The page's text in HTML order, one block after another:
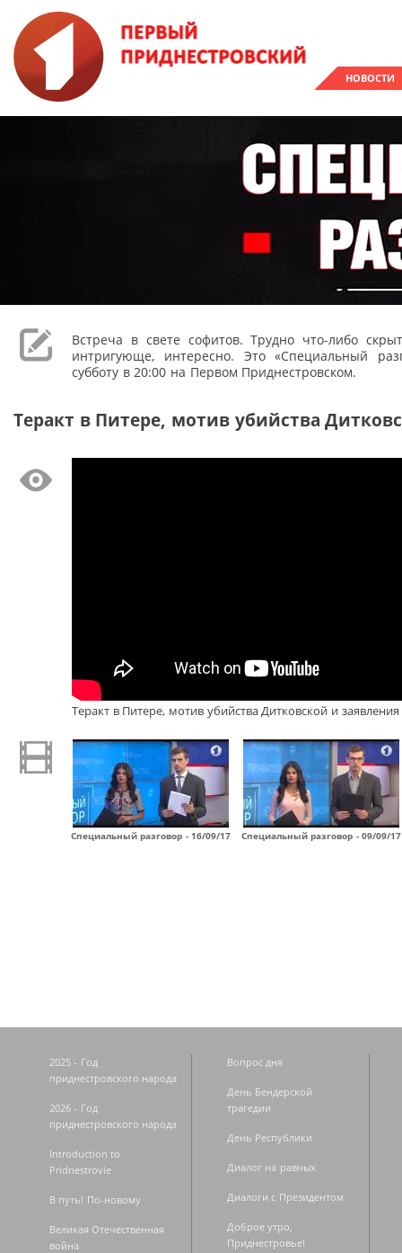
НОВОСТИ
Встреча в свете софитов. Трудно что-либо
интригующе, интересно. Это «Специальный
субботу в 20:00 на Первом Приднестровском.
Теракт в Питере, мотив убийства
Теракт в Питере, мотив убийства Дитковской и
Специальный разговор - 16/09/17 Специальный разговор - 09/09/17
2025 - Год
приднестровского народа
2026 - Год
приднестровского народа
Introduction to
Pridnestrovie
В путь! По-новому
Великая Отечественная
война
Вопрос дня
День Бендерской
трагедии
День Республики
Диалог на равных
Диалоги с Президентом
Доброе утро,
Приднестровье!